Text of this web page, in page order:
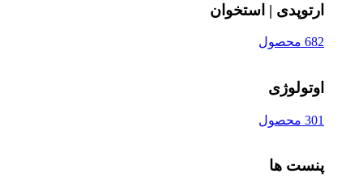
ارتوپدی | استخوان
682 محصول
اوتولوژی
301 محصول
پنست ها